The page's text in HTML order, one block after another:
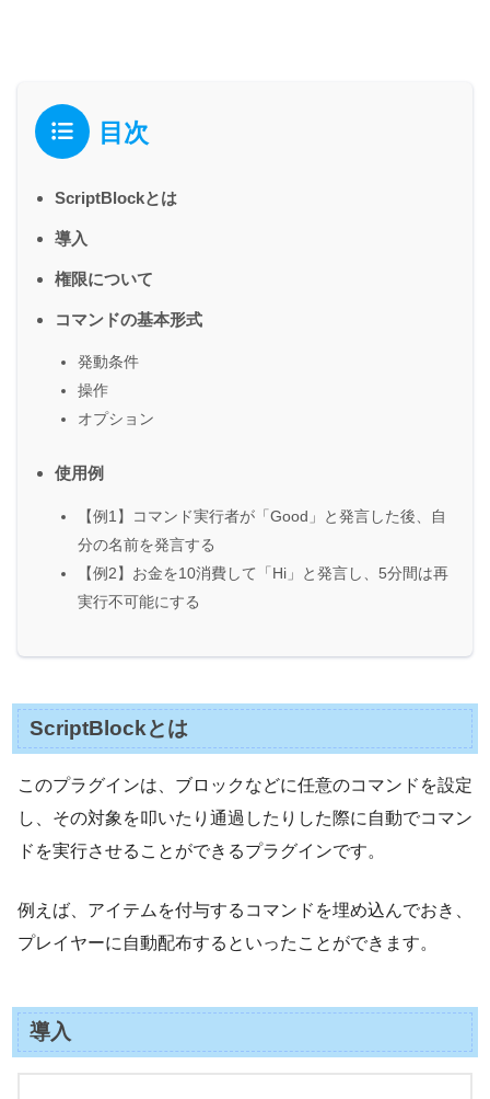
目次
ScriptBlockとは
導入
権限について
コマンドの基本形式
発動条件
操作
オプション
使用例
【例1】コマンド実行者が「Good」と発言した後、自
分の名前を発言する
【例2】お金を10消費して「Hi」と発言し、5分間は再
実行不可能にする
ScriptBlockとは
このプラグインは、ブロックなどに任意のコマンドを設定
し、その対象を叩いたり通過したりした際に自動でコマン
ドを実行させることができるプラグインです。
例えば、アイテムを付与するコマンドを埋め込んでおき、
プレイヤーに自動配布するといったことができます。
導入